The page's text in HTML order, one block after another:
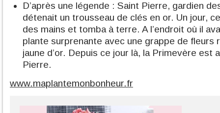
D’après une légende : Saint Pierre, gardien
détenait un trousseau de clés en or. Un jour,
des mains et tomba à terre. A l’endroit où il
plante surprenante avec une grappe de fleurs
jaune d’or. Depuis ce jour là, la Primevère est
Pierre.
www.maplantemonbonheur.fr